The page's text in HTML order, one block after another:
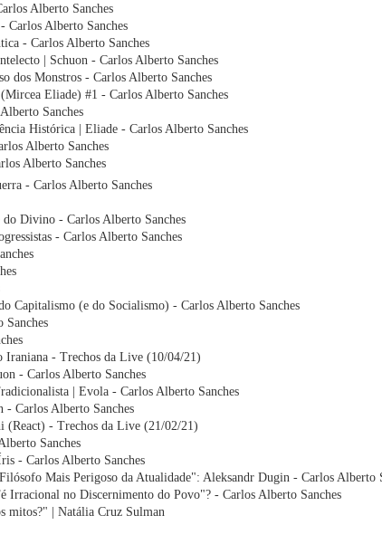
Alberto Sanches
Carlos Alberto Sanches
- Carlos Alberto Sanches
| Schuon - Carlos Alberto Sanches
dos Monstros - Carlos Alberto Sanches
Eliade) #1 - Carlos Alberto Sanches
Sanches
Histórica | Eliade - Carlos Alberto Sanches
Alberto Sanches
Alberto Sanches
- Carlos Alberto Sanches
Divino - Carlos Alberto Sanches
- Carlos Alberto Sanches
Capitalismo (e do Socialismo) - Carlos Alberto Sanches
Sanches
Iraniana - Trechos da Live (10/04/21)
- Carlos Alberto Sanches
| Evola - Carlos Alberto Sanches
Carlos Alberto Sanches
(React) - Trechos da Live (21/02/21)
Sanches
- Carlos Alberto Sanches
Mais Perigoso da Atualidade": Aleksandr Dugin - Carlos Alberto
no Discernimento do Povo"? - Carlos Alberto Sanches
mitos?" | Natália Cruz Sulman